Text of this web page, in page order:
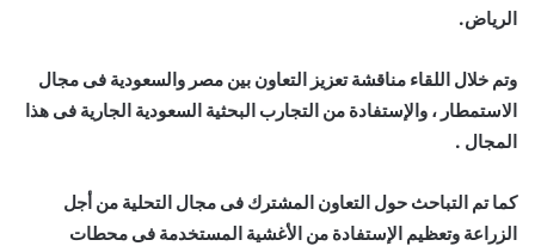
الرياض.
وتم خلال اللقاء مناقشة تعزيز التعاون بين مصر والسعودية فى مجال
الاستمطار ، والإستفادة من التجارب البحثية السعودية الجارية فى هذا
المجال .
كما تم التباحث حول التعاون المشترك فى مجال التحلية من أجل
الزراعة وتعظيم الإستفادة من الأغشية المستخدمة فى محطات